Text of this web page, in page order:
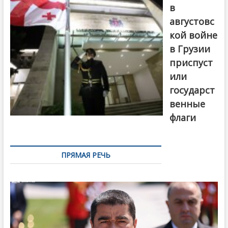
в
августовс
кой войне
в Грузии
приспуст
или
государст
венные
флаги
ПРЯМАЯ РЕЧЬ